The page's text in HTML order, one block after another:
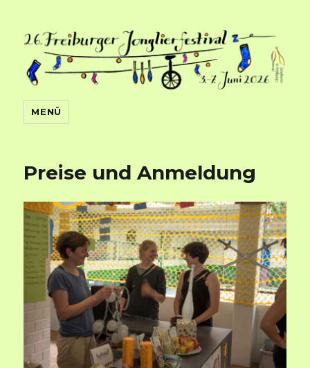
Jonglieren in Freiburg
MENÜ
Preise und Anmeldung